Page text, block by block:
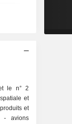
le n° 2
et
et